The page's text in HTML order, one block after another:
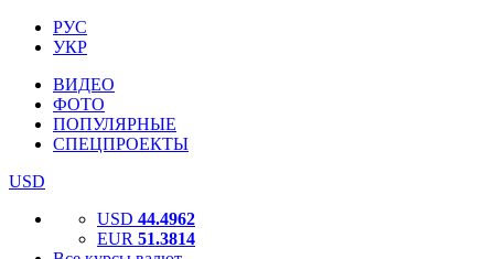
РУС
УКР
ВИДЕО
ФОТО
ПОПУЛЯРНЫЕ
СПЕЦПРОЕКТЫ
USD
USD 44.4962
EUR 51.3814